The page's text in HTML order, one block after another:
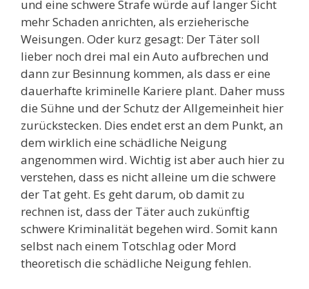
und eine schwere Strafe würde auf langer Sicht
mehr Schaden anrichten, als erzieherische
Weisungen. Oder kurz gesagt: Der Täter soll
lieber noch drei mal ein Auto aufbrechen und
dann zur Besinnung kommen, als dass er eine
dauerhafte kriminelle Kariere plant. Daher muss
die Sühne und der Schutz der Allgemeinheit hier
zurückstecken. Dies endet erst an dem Punkt, an
dem wirklich eine schädliche Neigung
angenommen wird. Wichtig ist aber auch hier zu
verstehen, dass es nicht alleine um die schwere
der Tat geht. Es geht darum, ob damit zu
rechnen ist, dass der Täter auch zukünftig
schwere Kriminalität begehen wird. Somit kann
selbst nach einem Totschlag oder Mord
theoretisch die schädliche Neigung fehlen.